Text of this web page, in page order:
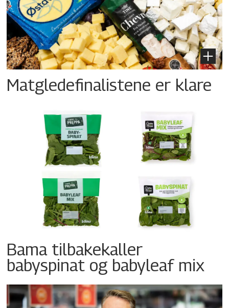
Matgledefinalistene er klare
Bama tilbakekaller
babyspinat og babyleaf mix